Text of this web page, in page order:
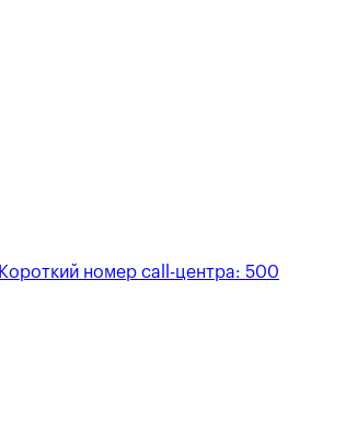
Короткий номер call-центра: 500